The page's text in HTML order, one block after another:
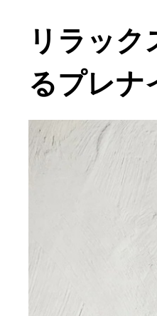
リラッ
るプレナ